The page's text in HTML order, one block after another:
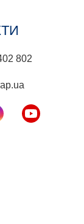
802